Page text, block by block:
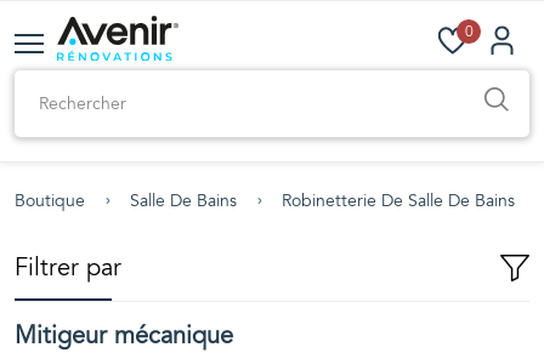
0
Boutique Salle De Bains Robinetterie De Salle De Bains
Filtrer par
Mitigeur mécanique